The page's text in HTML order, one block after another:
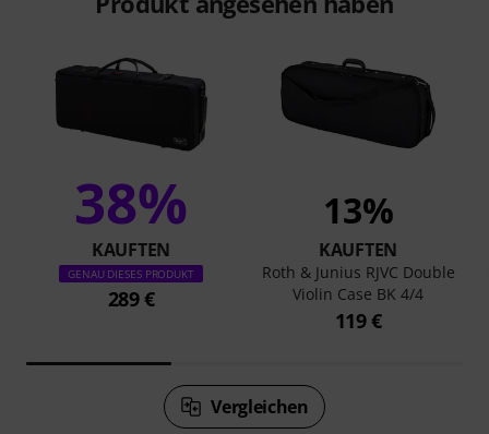
38%
KAUFTEN
GENAU DIESES PRODUKT
289 €
13%
KAUFTEN
Roth & Junius RJVC Double
Violin Case BK 4/4
119 €
Vergleichen